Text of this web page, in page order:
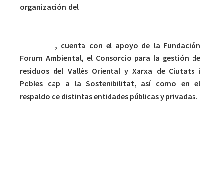
organización del
, cuenta con el apoyo de la Fundación
Forum Ambiental, el Consorcio para la gestión de
residuos del Vallès Oriental y Xarxa de Ciutats i
Pobles cap a la Sostenibilitat, así como en el
respaldo de distintas entidades públicas y privadas.